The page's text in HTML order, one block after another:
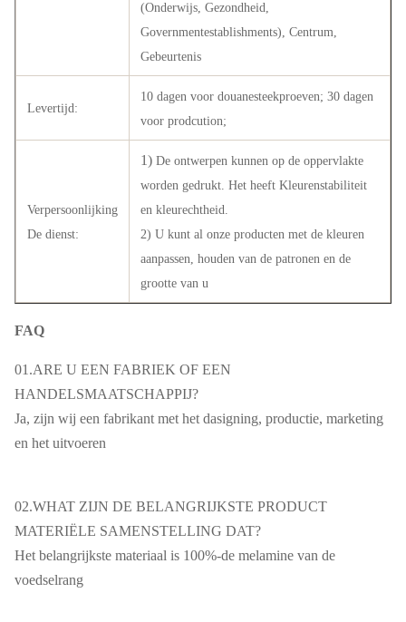
(Onderwijs, Gezondheid,
Governmentestablishments), Centrum,
Gebeurtenis
Levertijd:
10 dagen voor douanesteekproeven; 30 dagen
voor prodcution;
Verpersoonlijking
De dienst:
1) De ontwerpen kunnen op de oppervlakte
worden gedrukt. Het heeft Kleurenstabiliteit
en kleurechtheid.
2) U kunt al onze producten met de kleuren
aanpassen, houden van de patronen en de
grootte van u
FAQ
01.ARE U EEN FABRIEK OF EEN
HANDELSMAATSCHAPPIJ?
Ja, zijn wij een fabrikant met het dasigning, productie, marketing
en het uitvoeren
02.WHAT ZIJN DE BELANGRIJKSTE PRODUCT
MATERIËLE SAMENSTELLING DAT?
Het belangrijkste materiaal is 100%-de melamine van de
voedselrang